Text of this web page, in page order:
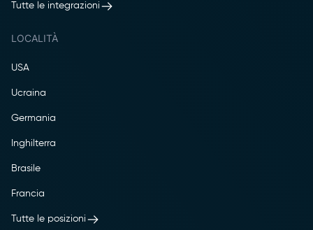
Tutte le integrazioni
LOCALITÀ
USA
Ucraina
Germania
Inghilterra
Brasile
Francia
Tutte le posizioni